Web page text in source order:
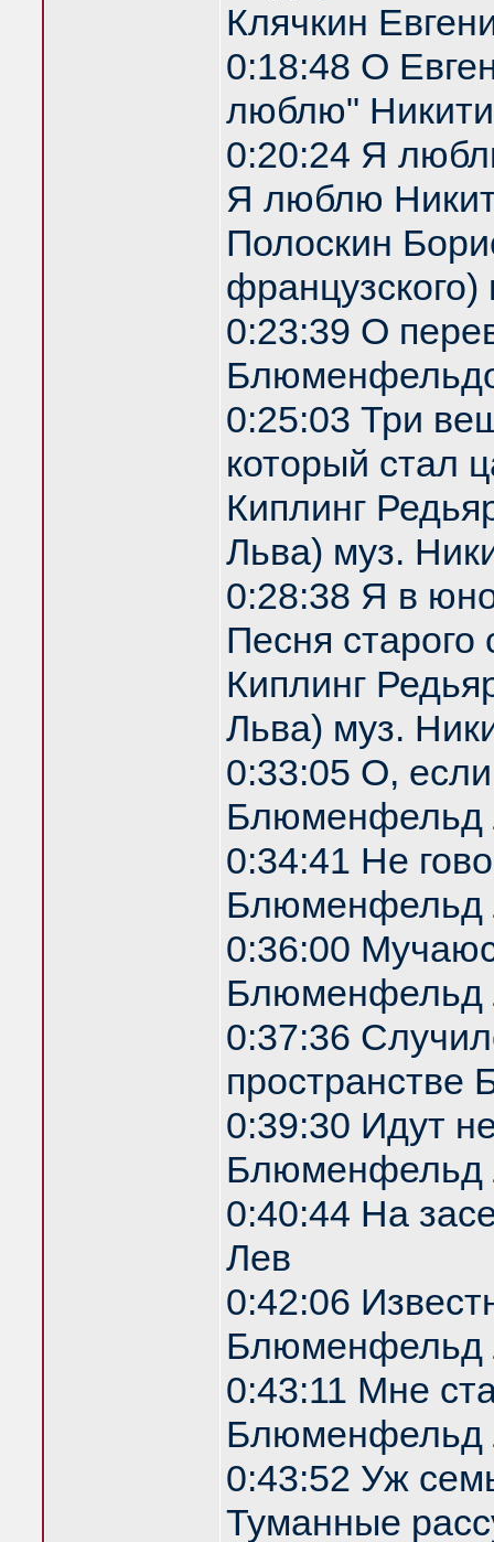
Клячкин
0:18:48 О
люблю"
0:20:24 Я
Я люблю
Полоскин
0:23:39 О
0:25:03 Три
который стал
Киплинг
Льва) муз.
0:28:38 Я в
Песня старого
Киплинг
Льва) муз.
0:33:05 О,
Блюменфельд
0:34:41 Не
Блюменфельд
0:36:00
Блюменфельд
0:37:36
0:39:30 Идут
Блюменфельд
0:40:44 На
Лев
0:42:06
Блюменфельд
0:43:11 Мне
Блюменфельд
0:43:52 Уж
Туманные